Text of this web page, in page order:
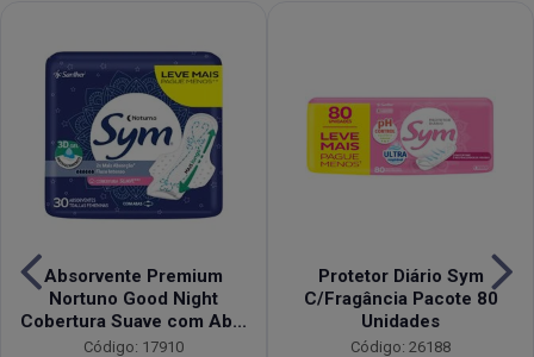
Absorvente Premium
Nortuno Good Night
Cobertura Suave com Ab...
Código: 17910
Protetor Diário Sym
C/Fragância Pacote 80
Unidades
Código: 26188